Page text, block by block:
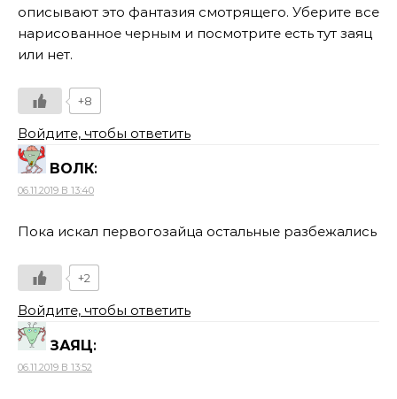
описывают это фантазия смотрящего. Уберите все
нарисованное черным и посмотрите есть тут заяц
или нет.
+8
Войдите, чтобы ответить
ВОЛК:
06.11.2019 В 13:40
Пока искал первогозайца остальные разбежались
+2
Войдите, чтобы ответить
ЗАЯЦ:
06.11.2019 В 13:52